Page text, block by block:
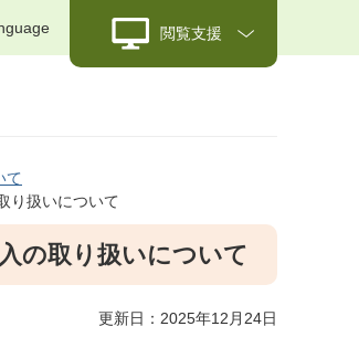
閲覧支援
て
り扱いについて
の取り扱いについて
更新日：2025年12月24日